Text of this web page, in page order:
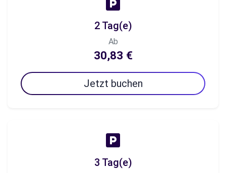
2 Tag(e)
Ab
30,83 €
Jetzt buchen
3 Tag(e)